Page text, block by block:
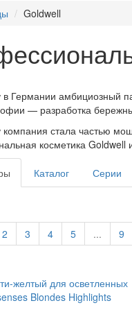
Goldwell
в Германии амбициозный
— разработка
компания стала частью
косметика Goldwell
Каталог Серии
2 3 4 5 ... 9
желтый для осветленных
Blondes Highlights